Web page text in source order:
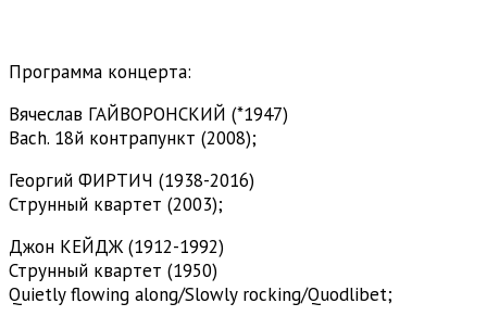
Программа концерта:
Вячеслав ГАЙВОРОНСКИЙ (*1947)
Bach. 18й контрапункт (2008);
Георгий ФИРТИЧ (1938-2016)
Струнный квартет (2003);
Джон КЕЙДЖ (1912-1992)
Струнный квартет (1950)
Quietly flowing along/Slowly rocking/Quodlibet;